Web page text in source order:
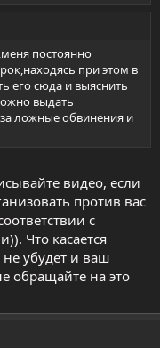
постоянно
при этом в
его сюда и выяснить
выдать
ложные обвинения и
видео, если
против вас
с
Что касается
убудет и ваш
обращайте на это